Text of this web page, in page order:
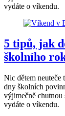
vydáte o víkendu.
5 tipů, jak
školního
Nic dětem
dny školních
výjimečně chutnou
vydáte o víkendu.